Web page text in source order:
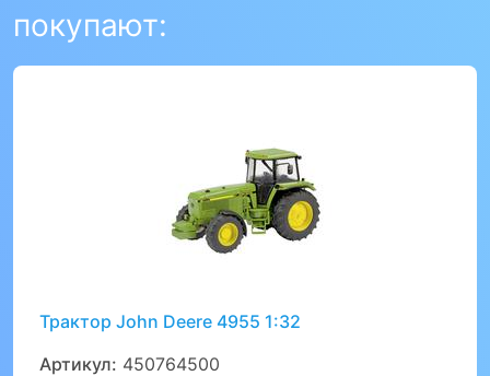
покупают:
Трактор John Deere 4955 1:32
Артикул: 450764500